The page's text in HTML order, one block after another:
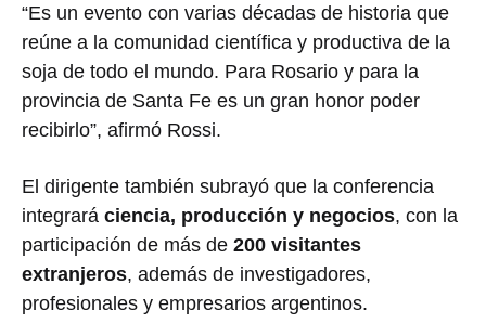
“Es un evento con varias décadas de historia que
reúne a la comunidad científica y productiva de la
soja de todo el mundo. Para Rosario y para la
provincia de Santa Fe es un gran honor poder
recibirlo”, afirmó Rossi.
El dirigente también subrayó que la conferencia
integrará ciencia, producción y negocios, con la
participación de más de 200 visitantes
extranjeros, además de investigadores,
profesionales y empresarios argentinos.